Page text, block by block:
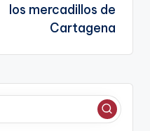
los mercadillos de
Cartagena